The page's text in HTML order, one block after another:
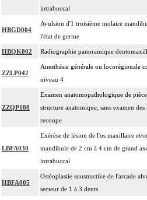
intrabuccal
HBGD004
Avulsion d'1 troisième molaire
l'état de germe
HBQK002 Radiographie panoramique
ZZLP042
Anesthésie générale ou locorégionale
niveau 4
ZZQP188
Examen anatomopathologique de
structure anatomique, sans examen des
recoupe
LBFA030
Exérèse de lésion de l'os maxillaire et/
mandibule de 2 cm à 4 cm de grand
intrabuccal
HBFA005
Ostéoplastie soustractive de l'arcade
secteur de 1 à 3 dents